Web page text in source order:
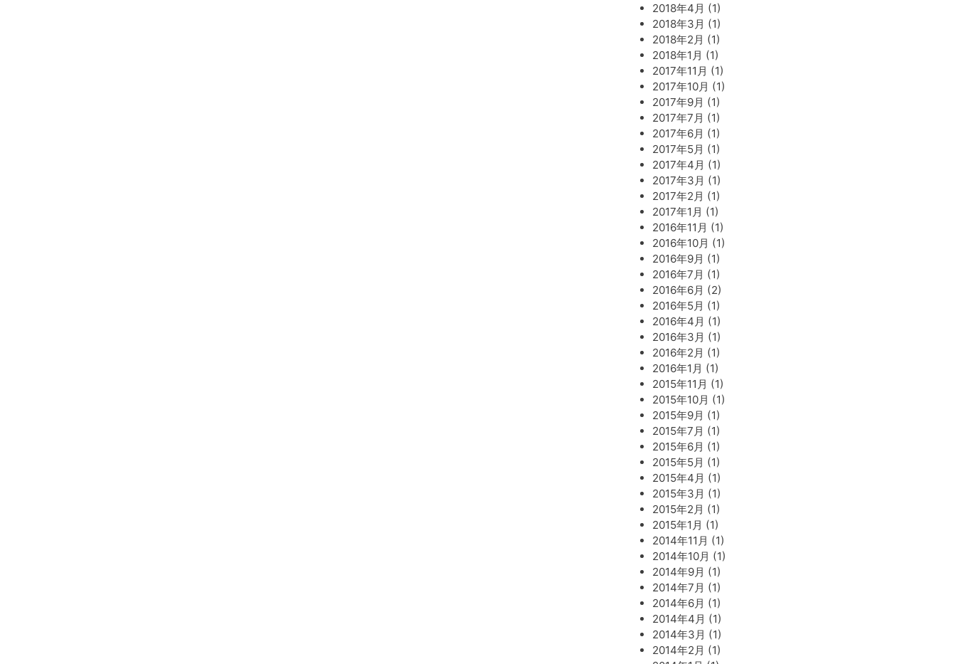
2018年4月 (1)
2018年3月 (1)
2018年2月 (1)
2018年1月 (1)
2017年11月 (1)
2017年10月 (1)
2017年9月 (1)
2017年7月 (1)
2017年6月 (1)
2017年5月 (1)
2017年4月 (1)
2017年3月 (1)
2017年2月 (1)
2017年1月 (1)
2016年11月 (1)
2016年10月 (1)
2016年9月 (1)
2016年7月 (1)
2016年6月 (2)
2016年5月 (1)
2016年4月 (1)
2016年3月 (1)
2016年2月 (1)
2016年1月 (1)
2015年11月 (1)
2015年10月 (1)
2015年9月 (1)
2015年7月 (1)
2015年6月 (1)
2015年5月 (1)
2015年4月 (1)
2015年3月 (1)
2015年2月 (1)
2015年1月 (1)
2014年11月 (1)
2014年10月 (1)
2014年9月 (1)
2014年7月 (1)
2014年6月 (1)
2014年4月 (1)
2014年3月 (1)
2014年2月 (1)